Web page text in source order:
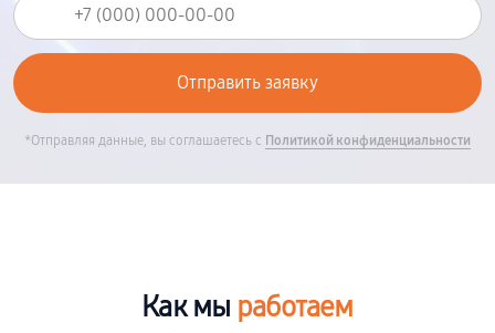
*Отправляя данные, вы соглашаетесь с Политикой конфиденциальности
Как мы работаем